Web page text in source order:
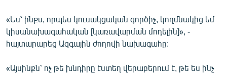
«Ես՝ ինքս, որպես կուսակցական գործիչ, կողմնակից եմ
կիսանախագահական [կառավարման մոդելին]», -
հայտարարեց Ազգային ժողովի նախագահը:
«Այսինքն՝ ոչ թե խնդիրը էստեղ վերաբերում է, թե ես ինչ